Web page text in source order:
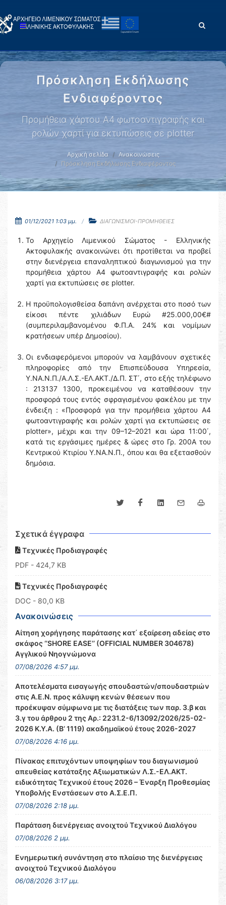
Πρόσκληση Εκδήλωσης
Ενδιαφέροντος
Προμήθεια χάρτου A4 φωτοαντιγραφής και
ρολών χαρτί για εκτυπώσεις σε plotter
Αρχική σελίδα
Ανακοινώσεις
Πρόσκληση Εκδήλωσης Ενδιαφέροντος
01/12/2021 1:03 μμ. ΔΙΑΓΩΝΙΣΜΟΙ-ΠΡΟΜΗΘΕΙΕΣ
Το Αρχηγείο Λιμενικού Σώματος - Ελληνικής
Ακτοφυλακής ανακοινώνει ότι προτίθεται να προβεί
στην διενέργεια επαναληπτικού διαγωνισμού για την
προμήθεια χάρτου A4 φωτοαντιγραφής και ρολών
χαρτί για εκτυπώσεις σε plotter.
Η προϋπολογισθείσα δαπάνη ανέρχεται στο ποσό των
είκοσι πέντε χιλιάδων Ευρώ #25.000,00€#
(συμπεριλαμβανομένου Φ.Π.Α. 24% και νομίμων
κρατήσεων υπέρ Δημοσίου).
Οι ενδιαφερόμενοι μπορούν να λαμβάνουν σχετικές
πληροφορίες από την Επισπεύδουσα Υπηρεσία,
Υ.ΝΑ.Ν.Π./Α.Λ.Σ.-ΕΛ.ΑΚΤ./Δ.Π. ΣΤ΄, στο εξής τηλέφωνο
: 213137 1300, προκειμένου να καταθέσουν την
προσφορά τους εντός σφραγισμένου φακέλου με την
ένδειξη : «Προσφορά για την προμήθεια χάρτου A4
φωτοαντιγραφής και ρολών χαρτί για εκτυπώσεις σε
plotter», μέχρι και την 09–12–2021 και ώρα 11:00΄,
κατά τις εργάσιμες ημέρες & ώρες στο Γρ. 200Α του
Κεντρικού Κτιρίου Υ.ΝΑ.Ν.Π., όπου και θα εξετασθούν
δημόσια.
Σχετικά έγγραφα
Τεχνικές Προδιαγραφές
PDF - 424,7 KB
Τεχνικές Προδιαγραφές
DOC - 80,0 KB
Ανακοινώσεις
Αίτηση χορήγησης παράτασης κατ΄ εξαίρεση αδείας στο
σκάφος ‘’SHORE EASE’’ (OFFICIAL NUMBER 304678)
Αγγλικού Νηογνώμονα
07/08/2026 4:57 μμ.
Αποτελέσματα εισαγωγής σπουδαστών/σπουδαστριών
στις Α.Ε.Ν. προς κάλυψη κενών θέσεων που
προέκυψαν σύμφωνα με τις διατάξεις των παρ. 3.β και
3.γ του άρθρου 2 της Αρ.: 2231.2-6/13092/2026/25-02-
2026 Κ.Υ.Α. (Β’ 1119) ακαδημαϊκού έτους 2026-2027
07/08/2026 4:16 μμ.
Πίνακας επιτυχόντων υποψηφίων του διαγωνισμού
απευθείας κατάταξης Αξιωματικών Λ.Σ.-ΕΛ.ΑΚΤ.
ειδικότητας Τεχνικού έτους 2026 – Έναρξη Προθεσμίας
Υποβολής Ενστάσεων στο Α.Σ.Ε.Π.
07/08/2026 2:18 μμ.
Παράταση διενέργειας ανοιχτού Τεχνικού Διαλόγου
07/08/2026 2 μμ.
Ενημερωτική συνάντηση στο πλαίσιο της διενέργειας
ανοιχτού Τεχνικού Διαλόγου
06/08/2026 3:17 μμ.